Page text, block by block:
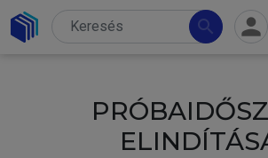
search person